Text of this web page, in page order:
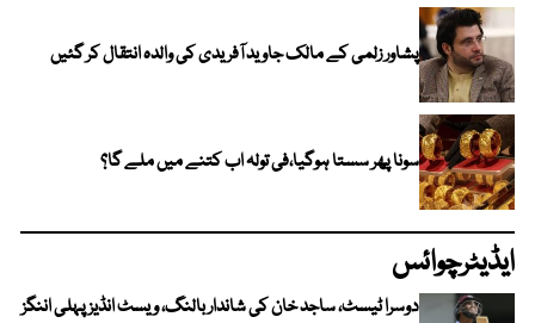
پشاور زلمی کے مالک جاوید آفریدی کی والدہ انتقال کر گئیں
سونا پھر سستا ہوگیا،فی تولہ اب کتنے میں ملے گا؟
ایڈیٹرچوائس
دوسرا ٹیسٹ، ساجد خان کی شاندار بالنگ، ویسٹ انڈیز پہلی اننگز